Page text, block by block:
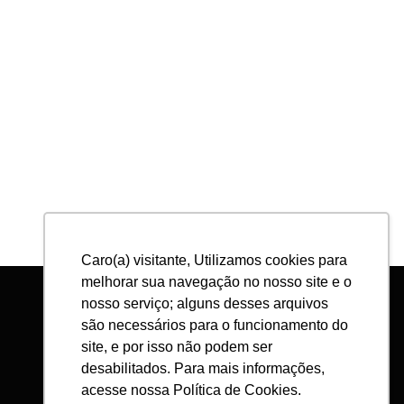
Caro(a) visitante, Utilizamos cookies para
melhorar sua navegação no nosso site e o
nosso serviço; alguns desses arquivos
são necessários para o funcionamento do
site, e por isso não podem ser
desabilitados. Para mais informações,
acesse nossa Política de Cookies.